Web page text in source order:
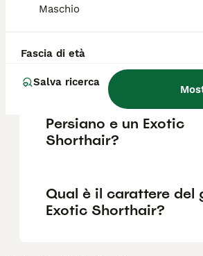
Maschio
Fascia di età
Salva ricerca
Shorthair?
Qual è la differenza
Persiano e un Exotic
Shorthair?
Qual è il carattere del
Exotic Shorthair?